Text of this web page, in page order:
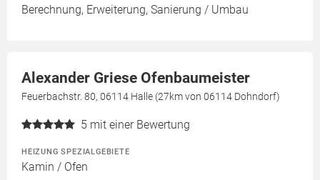
Berechnung, Erweiterung, Sanierung / Umbau
Alexander Griese Ofenbaumeister
Feuerbachstr. 80, 06114 Halle (27km von 06114 Dohndorf)
5 mit einer Bewertung
HEIZUNG SPEZIALGEBIETE
Kamin / Ofen